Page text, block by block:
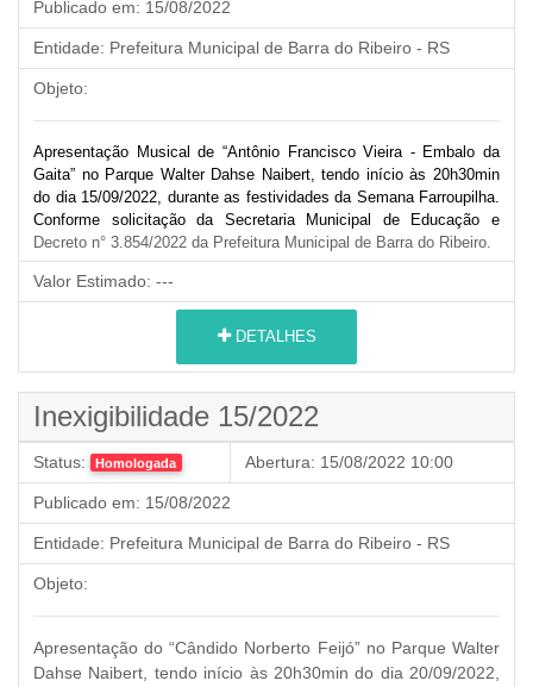
Publicado em: 15/08/2022
Entidade: Prefeitura Municipal de Barra do Ribeiro - RS
Objeto:
Apresentação Musical de “Antônio Francisco Vieira - Embalo da
Gaita” no Parque Walter Dahse Naibert, tendo início às 20h30min
do dia 15/09/2022, durante as festividades da Semana Farroupilha.
Conforme solicitação da Secretaria Municipal de Educação e
Decreto n° 3.854/2022 da Prefeitura Municipal de Barra do Ribeiro.
Valor Estimado: ---
DETALHES
Inexigibilidade 15/2022
Status: Homologada Abertura: 15/08/2022 10:00
Publicado em: 15/08/2022
Entidade: Prefeitura Municipal de Barra do Ribeiro - RS
Objeto:
Apresentação do “Cândido Norberto Feijó” no Parque Walter
Dahse Naibert, tendo início às 20h30min do dia 20/09/2022,